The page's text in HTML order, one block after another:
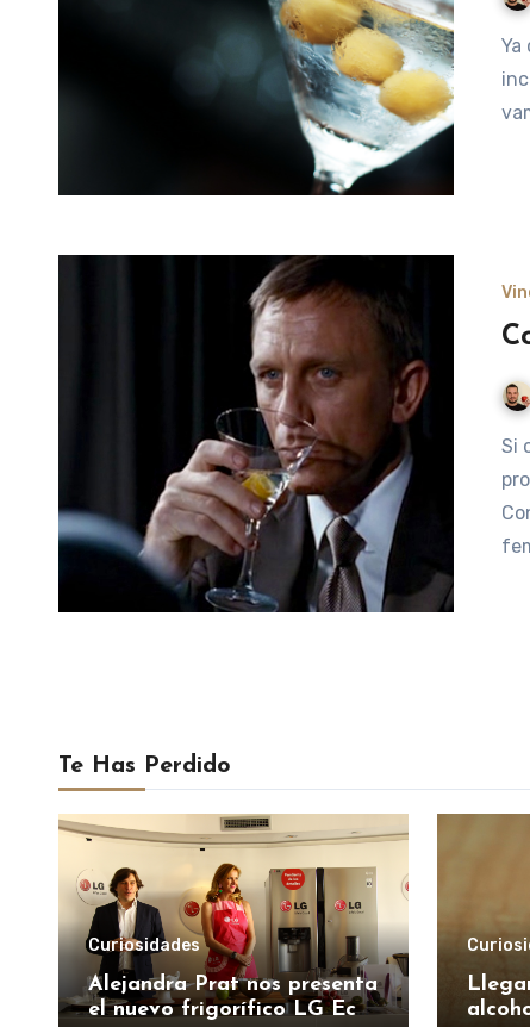
Ya que el otro día hablamos de James Bond, con su
Si os gusta la saga del famoso agente secreto 007,
Te Has Perdido
Curiosidades
Alejandra Prat nos presenta
el nuevo frigorífico LG Eco